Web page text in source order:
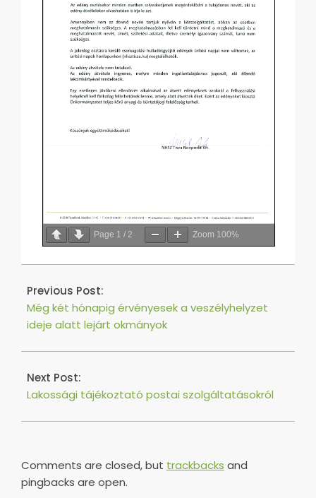
Page 1 / 2 Zoom 100%
2020-
03
Previous Post:
Még két hónapig érvényesek a veszélyhelyzet
ideje alatt lejárt okmányok
Next Post:
Lakossági tájékoztató postai szolgáltatásokról
Comments are closed, but trackbacks and
pingbacks are open.